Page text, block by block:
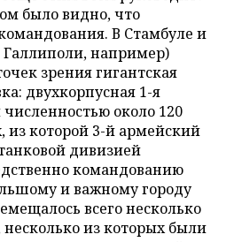
было видно, что
В Стамбуле и
Галлиполи, например)
зрения гигантская
двухкорпусная 1-я
около 120
из которой 3-й армейский
дивизией
командованию
и важному городу
всего несколько
несколько из которых были